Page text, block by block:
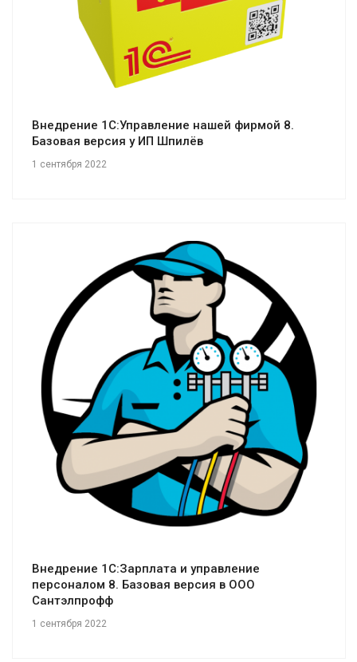
Внедрение 1С:Управление нашей фирмой 8.
Базовая версия у ИП Шпилёв
1 сентября 2022
Смотреть проект
Внедрение 1C:Зарплата и управление
персоналом 8. Базовая версия в ООО
Сантэлпрофф
1 сентября 2022